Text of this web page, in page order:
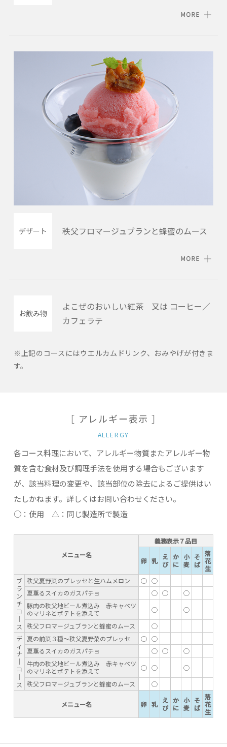
デザート 秩父フロマージュブランと蜂蜜のムース
お飲み物
よこぜのおいしい紅茶 又は コーヒー／
カフェラテ
※上記のコースにはウエルカムドリンク、おみやげが付きま
す。
［ アレルギー表示 ］
ALLERGY
各コース料理において、アレルギー物質またアレルギー物
質を含む食材及び調理手法を使用する場合もございます
が、該当料理の変更や、該当部位の除去によるご提供はい
たしかねます。詳しくはお問い合わせください。
○：使用 △：同じ製造所で製造
メニュー名
義務表示７品目
卵 乳
え
び
か
に
小
麦
そ
ば
落
花
生
ブ
ラ
ン
チ
コ
｜
ス
秩父夏野菜のプレッセと生ハムメロン ◯ ◯
夏薫るスイカのガスパチョ
◯ ◯
◯
豚肉の秩父地ビール煮込み 赤キャベツ
のマリネとポテトを添えて
◯
◯
秩父フロマージュブランと蜂蜜のムース
◯
デ
ィ
ナ
｜
コ
｜
ス
夏の前菜３種～秩父夏野菜のプレッセ ◯ ◯
夏薫るスイカのガスパチョ
◯ ◯
◯
牛肉の秩父地ビール煮込み 赤キャベツ
のマリネとポテトを添えて
◯ ◯
◯
秩父フロマージュブランと蜂蜜のムース
◯
メニュー名 卵 乳
え
び
か
に
小
麦
そ
ば
落
花
生